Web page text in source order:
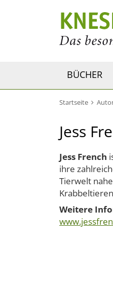
BÜCHER
Startseite
Jess
Jess French
ihre
Tierwelt
Weitere